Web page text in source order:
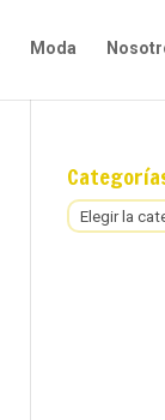
Moda
Categorías